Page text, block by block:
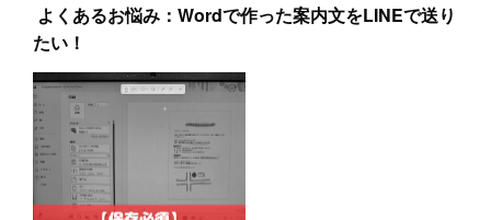
よくあるお悩み：Wordで作った案内文をLINEで送り
たい！